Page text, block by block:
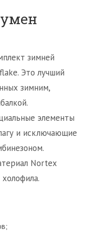
зимней
Это лучший
зимним,
элементы
и исключающие
Nortex